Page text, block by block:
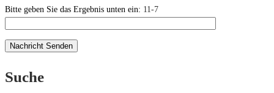
Bitte geben Sie das Ergebnis unten ein: 11-7
Suche